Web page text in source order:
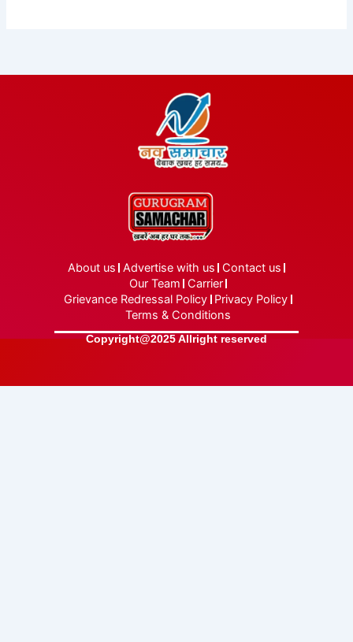
About us Advertise with us Contact us
Our Team Carrier
Grievance Redressal Policy Privacy Policy
Terms & Conditions
Copyright@2025 Allright reserved